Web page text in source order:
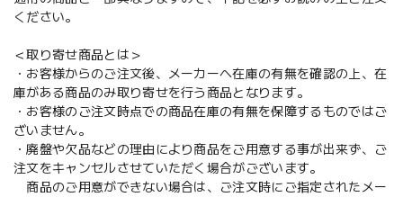
ください。
＜取り寄せ商品とは＞
・お客様からのご注文後、メーカーへ在庫の有無を確認の上、在
庫がある商品のみ取り寄せを行う商品となります。
・お客様のご注文時点での商品在庫の有無を保障するものではご
ざいません。
・廃盤や欠品などの理由により商品をご用意する事が出来ず、ご
注文をキャンセルさせていただく場合がございます。
商品のご用意ができない場合は、ご注文時にご指定されたメー